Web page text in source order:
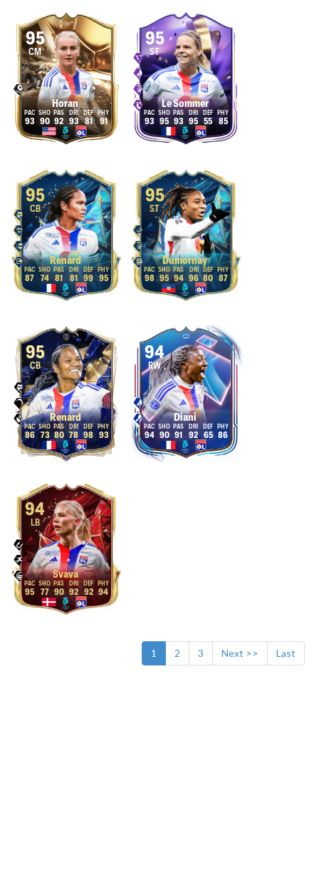
95
CM
Horan
93 90 92 93 81 91
95
ST
Le Sommer
93 95 93 95 55 85
95
CB
Renard
87 74 81 81 99 95
95
ST
Dumornay
98 95 94 96 80 87
95
CB
Renard
86 73 80 78 98 93
94
RW
Diani
94 90 91 92 65 86
94
LB
Svava
95 77 90 92 92 94
1 2 3 Next >> Last